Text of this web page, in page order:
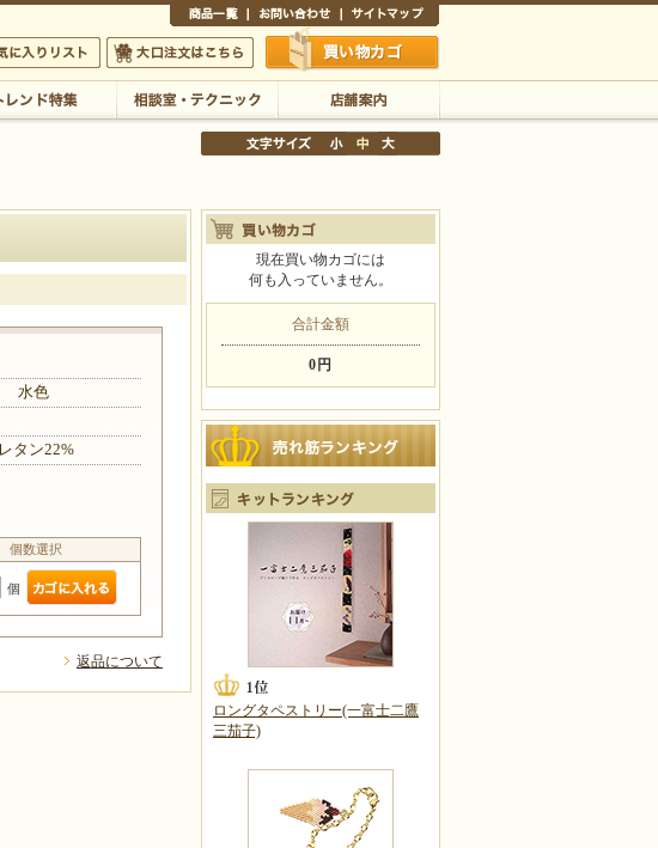
負担いたします
りリスト 大口注文はこちら 買い物かご
店舗案内
水色
タン22%
個数選択
個
返品について
現在買い物カゴには
何も入っていません。
合計金額
0円
ロングタペストリー(一富士二鷹
三茄子)